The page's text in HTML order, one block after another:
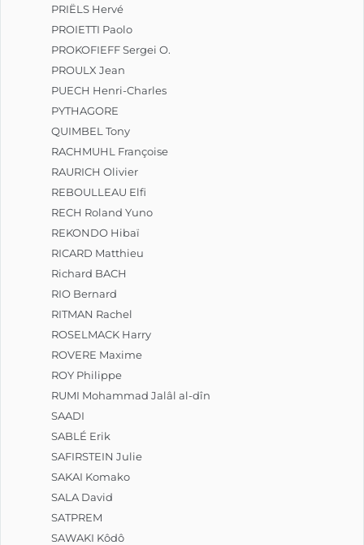
PRIËLS Hervé
PROIETTI Paolo
PROKOFIEFF Sergei O.
PROULX Jean
PUECH Henri-Charles
PYTHAGORE
QUIMBEL Tony
RACHMUHL Françoise
RAURICH Olivier
REBOULLEAU Elfi
RECH Roland Yuno
REKONDO Hibaï
RICARD Matthieu
Richard BACH
RIO Bernard
RITMAN Rachel
ROSELMACK Harry
ROVERE Maxime
ROY Philippe
RUMI Mohammad Jalâl al-dîn
SAADI
SABLÉ Erik
SAFIRSTEIN Julie
SAKAI Komako
SALA David
SATPREM
SAWAKI Kôdô